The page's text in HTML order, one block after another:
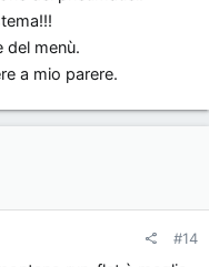
del menù.
a mio parere.
#14